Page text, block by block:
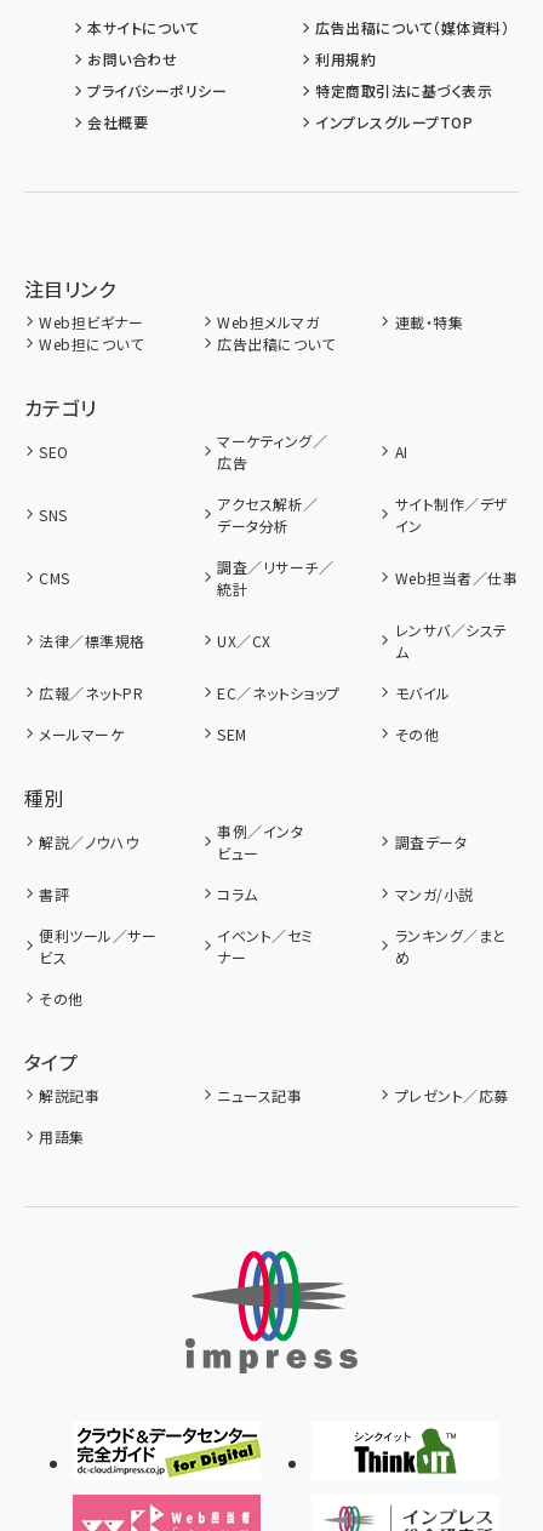
本サイトについて
広告出稿について（媒体資料）
お問い合わせ
利用規約
プライバシーポリシー
特定商取引法に基づく表示
会社概要
インプレスグループTOP
注目リンク
Web担ビギナー Web担メルマガ
連載・特集
Web担について
広告出稿について
カテゴリ
SEO
マーケティング／
広告
AI
SNS
アクセス解析／
データ分析
サイト制作／デザ
イン
CMS
調査／リサーチ／
統計
Web担当者／仕事
法律／標準規格 UX／CX
レンサバ／システ
ム
広報／ネットPR
EC／ネットショップ
モバイル
メールマーケ
SEM その他
種別
解説／ノウハウ
事例／インタ
ビュー
調査データ
書評 コラム
マンガ/小説
便利ツール／サー
ビス
イベント／セミ
ナー
ランキング／まと
め
その他
タイプ
解説記事 ニュース記事
プレゼント／応募
用語集